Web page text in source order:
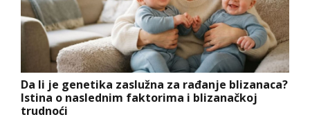
Da li je genetika zaslužna za rađanje blizanaca?
Istina o naslednim faktorima i blizanačkoj
trudnoći